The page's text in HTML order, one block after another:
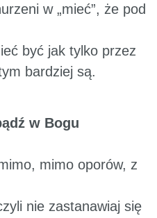
w „mieć”, że pod
być jak tylko przez
bardziej są.
w Bogu
mimo oporów, z
nie zastanawiaj się